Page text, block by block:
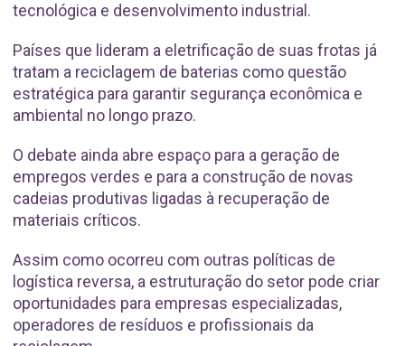
tecnológica e desenvolvimento industrial.
Países que lideram a eletrificação de suas frotas já
tratam a reciclagem de baterias como questão
estratégica para garantir segurança econômica e
ambiental no longo prazo.
O debate ainda abre espaço para a geração de
empregos verdes e para a construção de novas
cadeias produtivas ligadas à recuperação de
materiais críticos.
Assim como ocorreu com outras políticas de
logística reversa, a estruturação do setor pode criar
oportunidades para empresas especializadas,
operadores de resíduos e profissionais da